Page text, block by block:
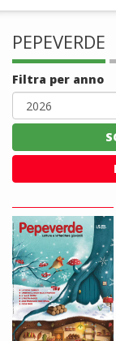
PEPEVERDE
Filtra per anno